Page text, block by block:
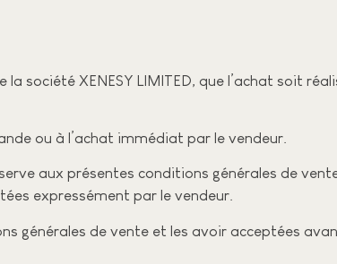
société XENESY LIMITED, que l’achat soit
ou à l’achat immédiat par le vendeur.
aux présentes conditions générales de
expressément par le vendeur.
générales de vente et les avoir acceptées